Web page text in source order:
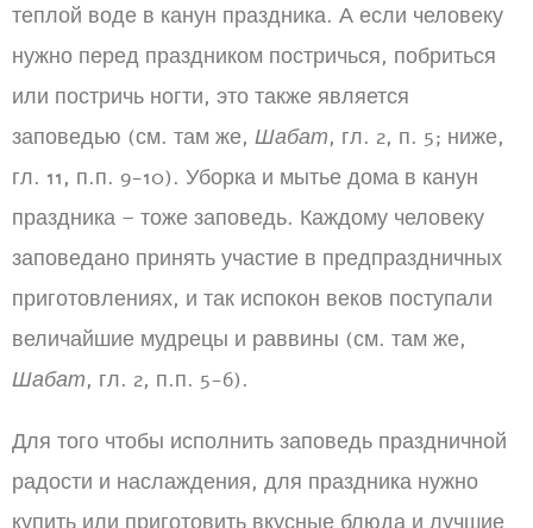
теплой воде в канун праздника. А если человеку
нужно перед праздником постричься, побриться
или постричь ногти, это также является
заповедью (см. там же, Шабат, гл. 2, п. 5; ниже,
гл. 11, п.п. 9-10). Уборка и мытье дома в канун
праздника – тоже заповедь. Каждому человеку
заповедано принять участие в предпраздничных
приготовлениях, и так испокон веков поступали
величайшие мудрецы и раввины (см. там же,
Шабат, гл. 2, п.п. 5-6).
Для того чтобы исполнить заповедь праздничной
радости и наслаждения, для праздника нужно
купить или приготовить вкусные блюда и лучшие